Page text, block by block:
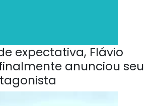
expectativa, Flávio
anunciou seu